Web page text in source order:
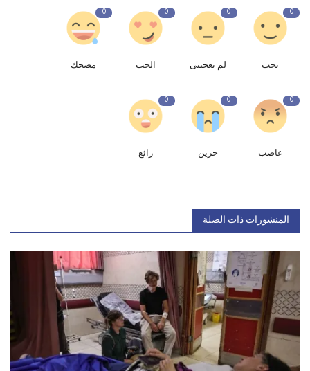
0
يحب
0
لم يعجبنى
0
الحب
0
مضحك
0
غاضب
0
حزين
0
رائع
المنشورات ذات الصلة